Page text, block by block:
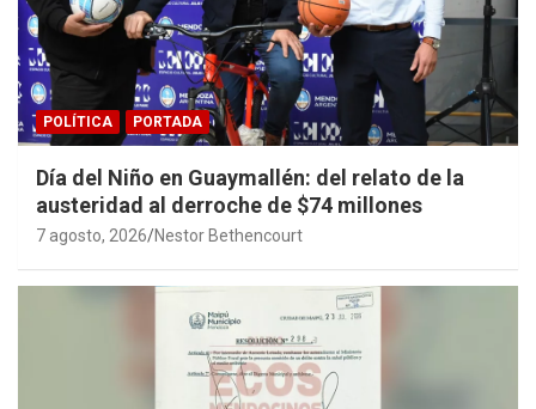
POLÍTICA PORTADA
Día del Niño en Guaymallén: del relato de la
austeridad al derroche de $74 millones
7 agosto, 2026 Nestor Bethencourt